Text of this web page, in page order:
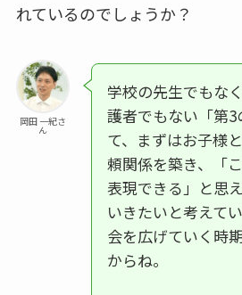
れているのでしょうか？
岡田 一紀さ
ん
学校の先生でもな
護者でもない「第3
て、まずはお子様
頼関係を築き、「
表現できる」と思
いきたいと考えて
会を広げていく時
からね。